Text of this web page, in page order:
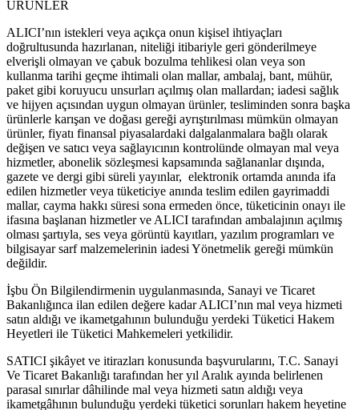
ÜRÜNLER
ALICI’nın istekleri veya açıkça onun kişisel ihtiyaçları
doğrultusunda hazırlanan, niteliği itibariyle geri gönderilmeye
elverişli olmayan ve çabuk bozulma tehlikesi olan veya son
kullanma tarihi geçme ihtimali olan mallar, ambalaj, bant, mühür,
paket gibi koruyucu unsurları açılmış olan mallardan; iadesi sağlık
ve hijyen açısından uygun olmayan ürünler, tesliminden sonra başka
ürünlerle karışan ve doğası gereği ayrıştırılması mümkün olmayan
ürünler, fiyatı finansal piyasalardaki dalgalanmalara bağlı olarak
değişen ve satıcı veya sağlayıcının kontrolünde olmayan mal veya
hizmetler, abonelik sözleşmesi kapsamında sağlananlar dışında,
gazete ve dergi gibi süreli yayınlar, elektronik ortamda anında ifa
edilen hizmetler veya tüketiciye anında teslim edilen gayrimaddi
mallar, cayma hakkı süresi sona ermeden önce, tüketicinin onayı ile
ifasına başlanan hizmetler ve ALICI tarafından ambalajının açılmış
olması şartıyla, ses veya görüntü kayıtları, yazılım programları ve
bilgisayar sarf malzemelerinin iadesi Yönetmelik gereği mümkün
değildir.
İşbu Ön Bilgilendirmenin uygulanmasında, Sanayi ve Ticaret
Bakanlığınca ilan edilen değere kadar ALICI’nın mal veya hizmeti
satın aldığı ve ikametgahının bulunduğu yerdeki Tüketici Hakem
Heyetleri ile Tüketici Mahkemeleri yetkilidir.
SATICI şikâyet ve itirazları konusunda başvurularını, T.C. Sanayi
Ve Ticaret Bakanlığı tarafından her yıl Aralık ayında belirlenen
parasal sınırlar dâhilinde mal veya hizmeti satın aldığı veya
ikametgâhının bulunduğu yerdeki tüketici sorunları hakem heyetine